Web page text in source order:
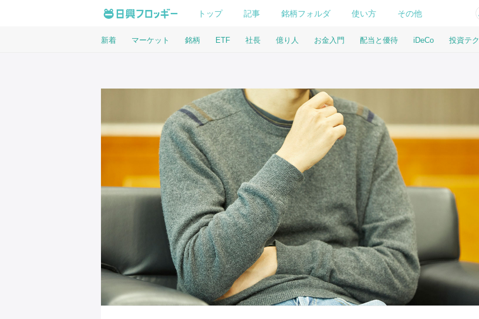
トップ 記事 銘柄フォルダ 使い方 その他
新着 マーケット 銘柄 ETF 社長 億り人 お金入門 配当と優待 iDeCo 投資テク